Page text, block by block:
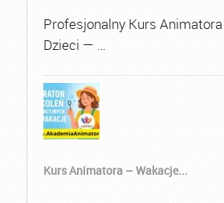
Profesjonalny Kurs
Dzieci — …
Kurs Animatora – Wakacje...